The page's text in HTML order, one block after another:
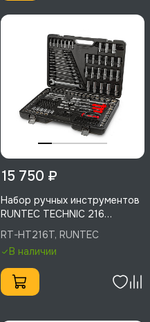
15 750 ₽
Набор ручных инструментов
RUNTEC TECHNIC 216
предметов 1/2", 3/8", 1/4",
RT-HT216T
RT-HT216T, RUNTEC
В наличии